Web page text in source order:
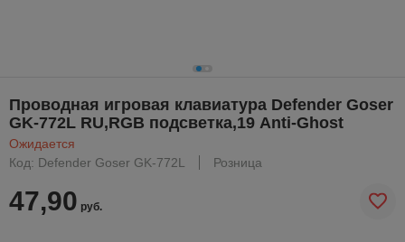
Проводная игровая клавиатура Defender Goser
GK-772L RU,RGB подсветка,19 Anti-Ghost
Ожидается
Код: Defender Goser GK-772L
Розница
47,90 руб.